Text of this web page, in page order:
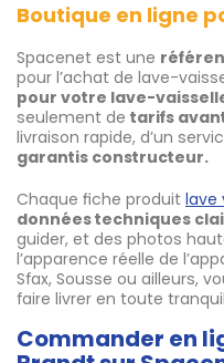
Boutique en ligne
Spacenet est une
pour l’achat de lave-
pour votre lave-
seulement de tarifs
livraison rapide, d’un
garantis constructeur.
Chaque fiche produit lave
données techniques
guider, et des photos
l’apparence réelle de
Sfax, Sousse ou ailleurs,
faire livrer en toute
Commander en